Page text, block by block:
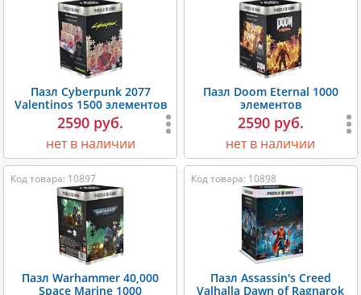
Пазл Cyberpunk 2077
Valentinos 1500 элементов
2590 руб.
нет в наличии
Пазл Doom Eternal 1000
элементов
2590 руб.
нет в наличии
Код товара: 10897
Пазл Warhammer 40,000
Space Marine 1000
Код товара: 10898
Пазл Assassin's Creed
Valhalla Dawn of Ragnarok